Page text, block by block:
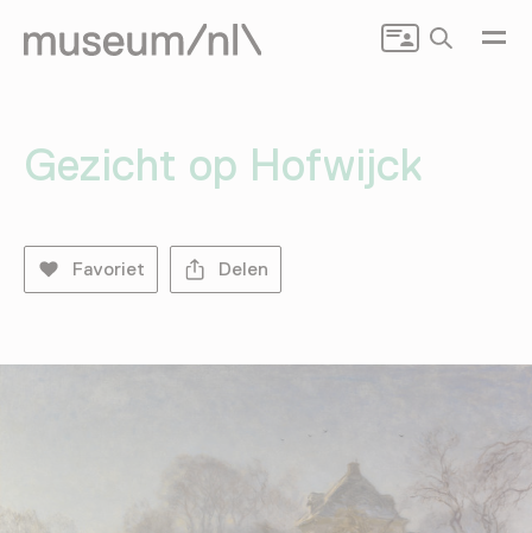
Zoeken
Gezicht op Hofwijck
Favoriet Delen